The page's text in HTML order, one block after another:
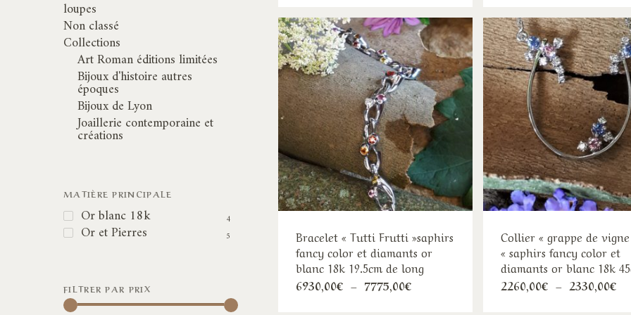
loupes
Non classé
Collections
Art Roman éditions limitées
Bijoux d'histoire autres
époques
Bijoux de Lyon
Joaillerie contemporaine et
créations
MATIÈRE PRINCIPALE
Or blanc 18k 4
Or et Pierres 5
FILTRER PAR PRIX
2890,00€
plusieurs
variations.
Les
options
peuvent
être
choisies
sur
la
page
du
Les
sur
la
du
Bracelet « Tutti Frutti »saphirs
fancy color et diamants or
blanc 18k 19.5cm de long
6930,00€ – 7775,00€Ce
Collier « grappe de vigne
« saphirs fancy color et
diamants or blanc 18k
2260,00€ – 2330,00€
de
Ce